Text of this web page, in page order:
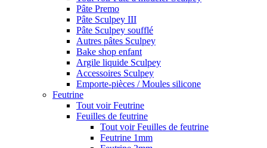
Pâte Premo
Pâte Sculpey III
Pâte Sculpey soufflé
Autres pâtes Sculpey
Bake shop enfant
Argile liquide Sculpey
Accessoires Sculpey
Emporte-pièces / Moules silicone
Feutrine
Tout voir Feutrine
Feuilles de feutrine
Tout voir Feuilles de feutrine
Feutrine 1mm